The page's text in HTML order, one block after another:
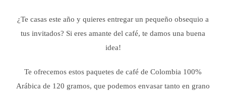
¿Te casas este año y quieres entregar un pequeño obsequio a
tus invitados? Si eres amante del café, te damos una buena
idea!
Te ofrecemos estos paquetes de café de Colombia 100%
Arábica de 120 gramos, que podemos envasar tanto en grano